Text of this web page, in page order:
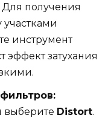
Для получения
инструмент
эффект затухания
выберите Distort.